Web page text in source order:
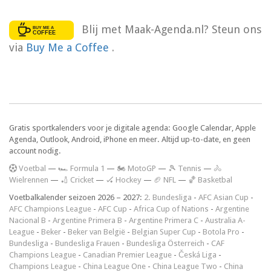
Blij met Maak-Agenda.nl? Steun ons
via Buy Me a Coffee .
Gratis sportkalenders voor je digitale agenda: Google Calendar, Apple
Agenda, Outlook, Android, iPhone en meer. Altijd up-to-date, en geen
account nodig.
Voetbal — 🏎️ Formula 1 — 🏍 MotoGP — 🎾 Tennis — 🚴
Wielrennen — 🏏 Cricket — 🏑 Hockey — 🏈 NFL — 🏀 Basketbal
Voetbalkalender seizoen 2026 – 2027: 2. Bundesliga - AFC Asian Cup -
AFC Champions League - AFC Cup - Africa Cup of Nations - Argentine
Nacional B - Argentine Primera B - Argentine Primera C - Australia A-
League - Beker - Beker van België - Belgian Super Cup - Botola Pro -
Bundesliga - Bundesliga Frauen - Bundesliga Österreich - CAF
Champions League - Canadian Premier League - Česká Liga -
Champions League - China League One - China League Two - China